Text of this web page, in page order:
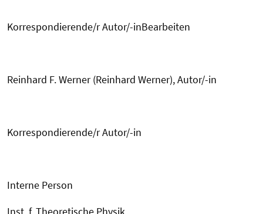
Korrespondierende/r Autor/-inBearbeiten
Reinhard F. Werner (Reinhard Werner), Autor/-in
Korrespondierende/r Autor/-in
Interne Person